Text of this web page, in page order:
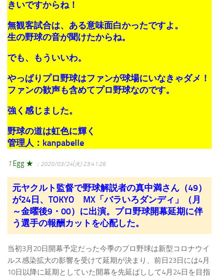
きいですからね！
無観客試合は、ある意味面白かったですよ。
生の野球の音が聞けたからね。
でも、もういいわ。
やっぱりプロ野球はファンが球場にいなきゃダメ！
ファンの歓声も含めてプロ野球なのです。
強く感じました。
野球の道は虹色に輝く
管理人：kanpabelle
1 Egg ★ ：2020/03/24(火) 23:41:26
元ヤクルト監督で野球解説者の真中満さん（49）
が24日、TOKYO MX「バラいろダンディ」（月
～金曜後9・00）に出演。プロ野球開幕延期に伴
う選手の報酬カットを心配した。
当初3月20日開幕予定だった今季のプロ野球は新型コロナウイ
ルス感染拡大の影響を受けて延期が決まり、前日23日には4月
10日以降に延期としていた開幕を先延ばしして4月24日を目指